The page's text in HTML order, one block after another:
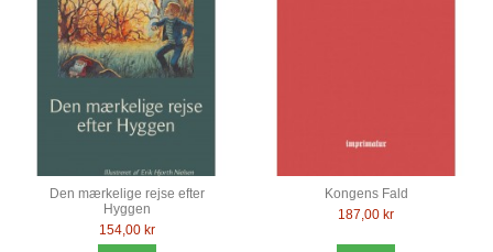
Den mærkelige rejse efter
Hyggen
154,00 kr
Kongens Fald
187,00 kr